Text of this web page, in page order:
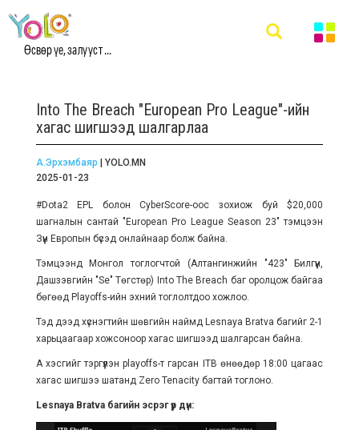
Өсвөр үе, залууст ...
Into The Breach "European Pro League"-ийн
хагас шигшээд шалгарлаа
А.Эрхэмбаяр | YOLO.MN
2025-01-23
#Dota2 EPL болон CyberScore-оос зохиож буй $20,000
шагналын сантай "European Pro League Season 23" тэмцээн
Зүүн Европын бүсэд онлайнаар болж байна.
Тэмцээнд Монгол тоглогчтой (Алтангинжийн "423" Билгүүн,
Дашзэвгийн "Se" Төгстөр) Into The Breach баг оролцож байгаа
бөгөөд Playoffs-ийн эхний тоглолтдоо хожлоо.
Тэд дээд хүснэгтийн шөвгийн наймд Lesnaya Bratva багийг 2-1
харьцаагаар хожсоноор хагас шигшээд шалгарсан байна.
А хэсгийг тэргүүлэн playoffs-т гарсан ITB өнөөдөр 18:00 цагаас
хагас шигшээ шатанд Zero Tenacity багтай тоглоно.
Lesnaya Bratva багийн эсрэг үр дүн: